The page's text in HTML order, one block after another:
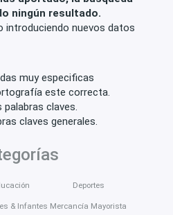
ningún resultado.
introduciendo nuevos datos
muy especificas
este correcta.
claves.
claves generales.
& Infantes
Deportes
Mercancía Mayorista
in closet Quincho
de diario Bodega
Conserjería
discapacitados
Fácil acceso